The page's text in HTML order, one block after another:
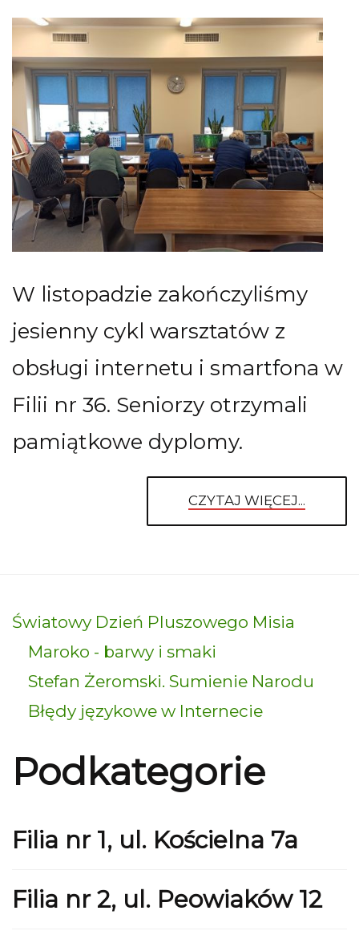
W listopadzie zakończyliśmy
jesienny cykl warsztatów z
obsługi internetu i smartfona w
Filii nr 36. Seniorzy otrzymali
pamiątkowe dyplomy.
CZYTAJ WIĘCEJ...
Światowy Dzień Pluszowego Misia
Maroko - barwy i smaki
Stefan Żeromski. Sumienie Narodu
Błędy językowe w Internecie
Podkategorie
Filia nr 1, ul. Kościelna 7a
Filia nr 2, ul. Peowiaków 12